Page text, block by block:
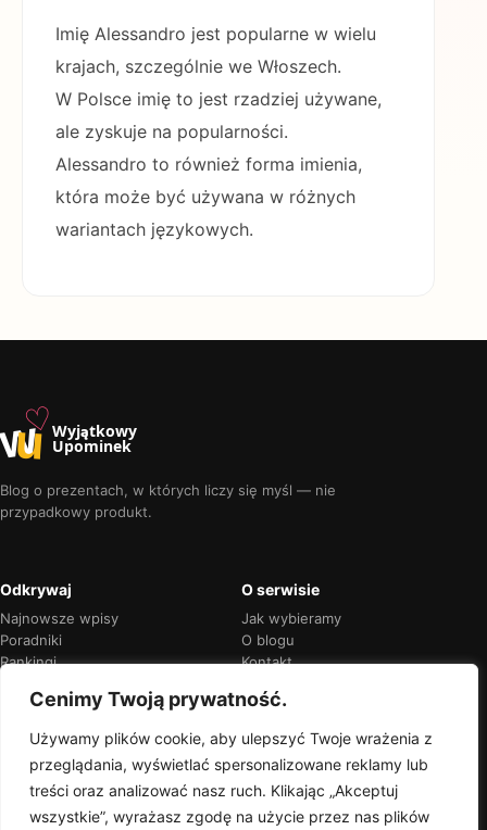
Cenimy Twoją prywatność.
Używamy plików cookie, aby ulepszyć Twoje wrażenia z
przeglądania, wyświetlać spersonalizowane reklamy lub
treści oraz analizować nasz ruch. Klikając „Akceptuj
wszystkie”, wyrażasz zgodę na użycie przez nas plików
Imię Alessandro jest popularne w wielu
krajach, szczególnie we Włoszech.
W Polsce imię to jest rzadziej używane,
ale zyskuje na popularności.
Alessandro to również forma imienia,
która może być używana w różnych
wariantach językowych.
u♡Wyjątkowy
Upominek
Blog o prezentach, w których liczy się myśl — nie
przypadkowy produkt.
Odkrywaj
Najnowsze wpisy
Poradniki
Rankingi
O serwisie
Jak wybieramy
O blogu
Kontakt
Przejrzyste rekomendacje
zawsze oznaczymy je wprost.